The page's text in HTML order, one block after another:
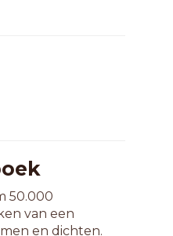
50.000
van een
en dichten.